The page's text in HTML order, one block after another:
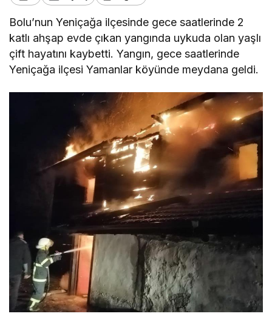
Bolu’nun Yeniçağa ilçesinde gece saatlerinde 2
katlı ahşap evde çıkan yangında uykuda olan yaşlı
çift hayatını kaybetti. Yangın, gece saatlerinde
Yeniçağa ilçesi Yamanlar köyünde meydana geldi.